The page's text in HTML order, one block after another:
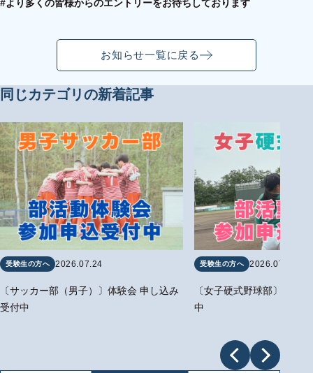
#より多くの皆様からのエントリーをお待ちしております
お知らせ一覧に戻る
同じカテゴリの新着記事
受験生の方へ 2026.07.24
〔サッカー部（男子）〕体験会 申し込み
受付中
受験生の方へ 2026.07.24
〔女子硬式野球部〕体験
中